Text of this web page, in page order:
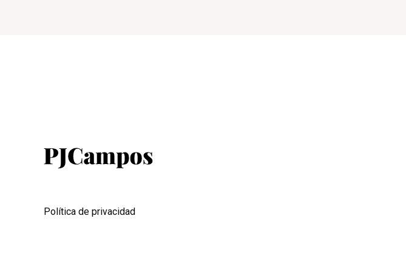
Política de privacidad